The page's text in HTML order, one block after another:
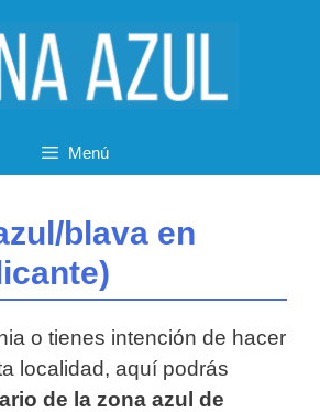
Menú
blava en
o tienes intención de hacer
localidad, aquí podrás
de la zona azul de